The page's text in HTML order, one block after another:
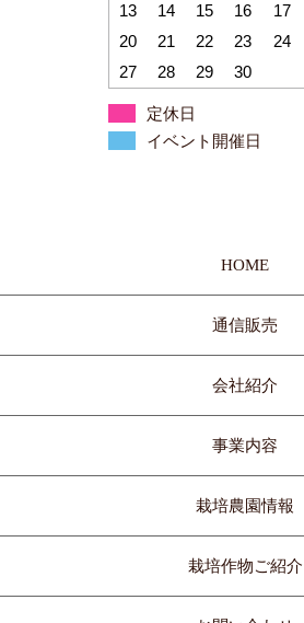
13
14 15 16 17
20
21 22 23 24
27
28 29 30
定休日
イベント開催日
HOME
通信販売
会社紹介
事業内容
栽培農園情報
栽培作物ご紹介